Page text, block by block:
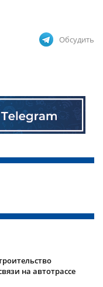
Обсудить
на автотрассе